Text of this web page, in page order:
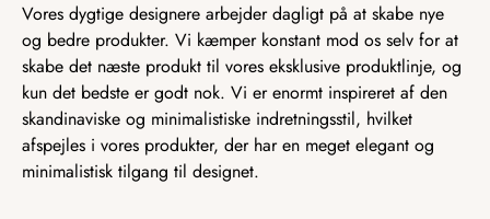
Vores dygtige designere arbejder dagligt på at skabe nye
og bedre produkter. Vi kæmper konstant mod os selv for at
skabe det næste produkt til vores eksklusive produktlinje, og
kun det bedste er godt nok. Vi er enormt inspireret af den
skandinaviske og minimalistiske indretningsstil, hvilket
afspejles i vores produkter, der har en meget elegant og
minimalistisk tilgang til designet.